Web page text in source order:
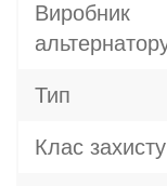
Виробник
Тип
Клас захисту